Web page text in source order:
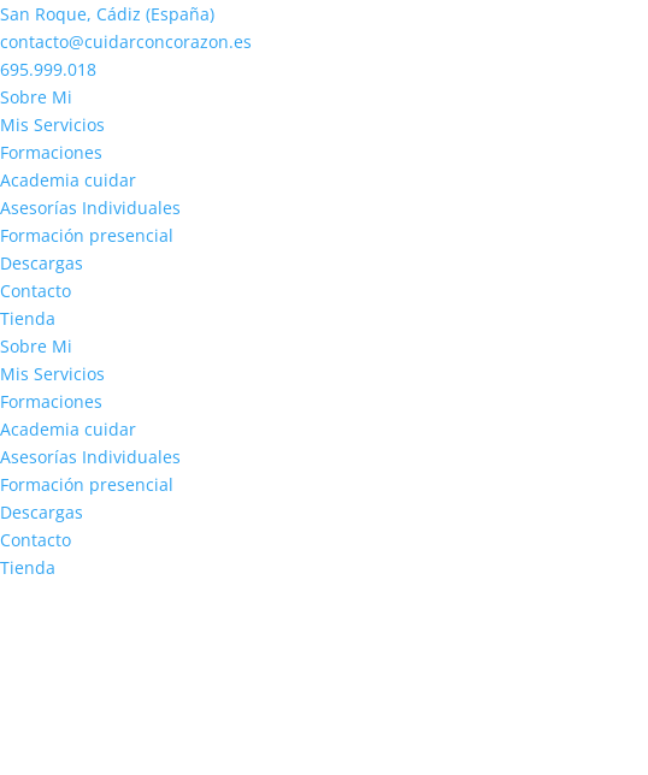
San Roque, Cádiz (España)
contacto@cuidarconcorazon.es
695.999.018
Sobre Mi
Mis Servicios
Formaciones
Academia cuidar
Asesorías Individuales
Formación presencial
Descargas
Contacto
Tienda
Sobre Mi
Mis Servicios
Formaciones
Academia cuidar
Asesorías Individuales
Formación presencial
Descargas
Contacto
Tienda